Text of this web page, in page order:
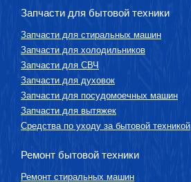
Запчасти для бытовой техники
Запчасти для стиральных машин
Запчасти для холодильников
Запчасти для СВЧ
Запчасти для духовок
Запчасти для посудомоечных машин
Запчасти для вытяжек
Средства по уходу за бытовой техникой
Ремонт бытовой техники
Ремонт стиральных машин